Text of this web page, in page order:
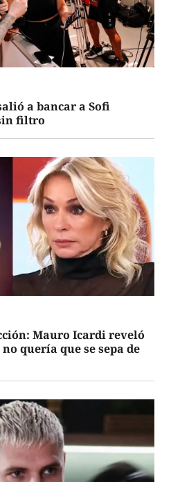
a bancar a Sofi
filtro
Mauro Icardi reveló
quería que se sepa de